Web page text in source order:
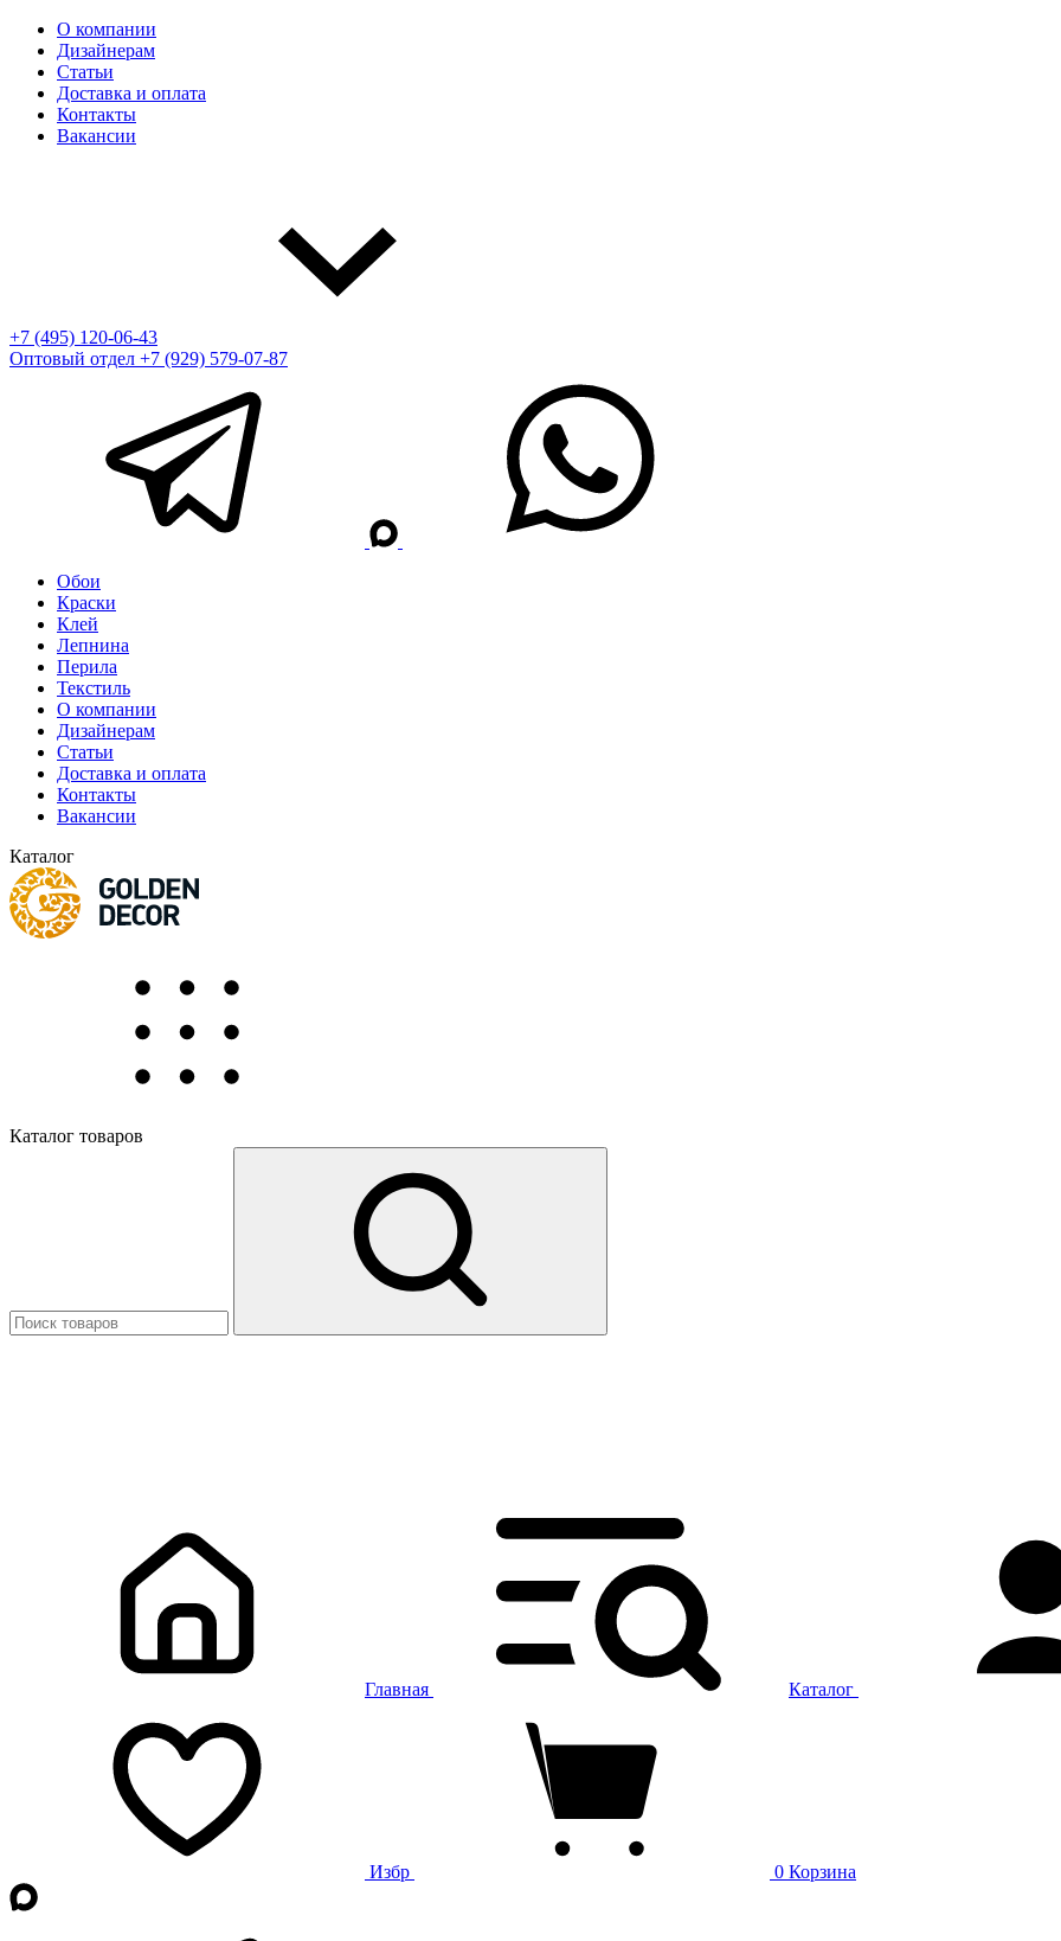
О компании
Дизайнерам
Статьи
Доставка и оплата
Контакты
Вакансии
+7 (495) 120-06-43
Оптовый отдел +7 (929) 579-07-87
Обои
Краски
Клей
Лепнина
Перила
Текстиль
О компании
Дизайнерам
Статьи
Доставка и оплата
Контакты
Вакансии
Каталог
Каталог товаров
Главная Каталог
Избр 0 Корзина